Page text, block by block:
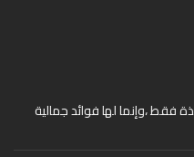
فقط ،وإنما لها فوائد جمالية